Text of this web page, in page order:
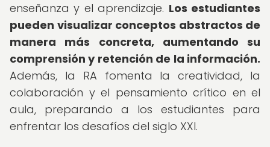
enseñanza y el aprendizaje. Los estudiantes
pueden visualizar conceptos abstractos de
manera más concreta, aumentando su
comprensión y retención de la información.
Además, la RA fomenta la creatividad, la
colaboración y el pensamiento crítico en el
aula, preparando a los estudiantes para
enfrentar los desafíos del siglo XXI.